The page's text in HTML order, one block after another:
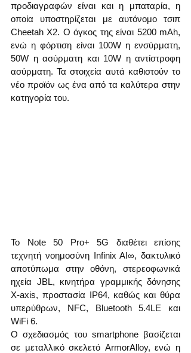
προδιαγραφών είναι και η μπαταρία, η
οποία υποστηρίζεται με αυτόνομο τσιπ
Cheetah X2. Ο όγκος της είναι 5200 mAh,
ενώ η φόρτιση είναι 100W η ενσύρματη,
50W η ασύρματη και 10W η αντίστροφη
ασύρματη. Τα στοιχεία αυτά καθιστούν το
νέο προϊόν ως ένα από τα καλύτερα στην
κατηγορία του.
Το Note 50 Pro+ 5G διαθέτει επίσης
τεχνητή νοημοσύνη Infinix AI∞, δακτυλικό
αποτύπωμα στην οθόνη, στερεοφωνικά
ηχεία JBL, κινητήρα γραμμικής δόνησης
Χ-axis, προστασία IP64, καθώς και θύρα
υπερύθρων, NFC, Bluetooth 5.4LE και
WiFi 6.
Ο σχεδιασμός του smartphone βασίζεται
σε μεταλλικό σκελετό ArmorAlloy, ενώ η